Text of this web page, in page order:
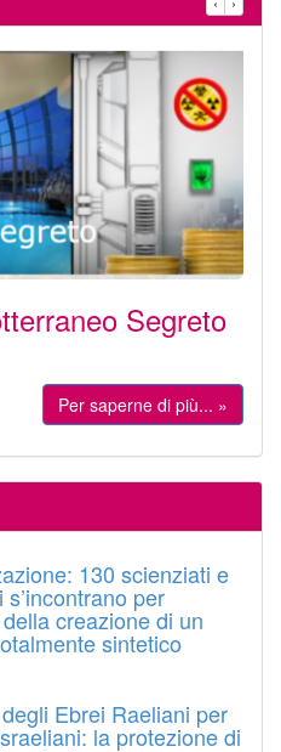
Segreto
Per saperne di più... »
130 scienziati e
per
creazione di un
sintetico
Ebrei Raeliani per
la protezione di